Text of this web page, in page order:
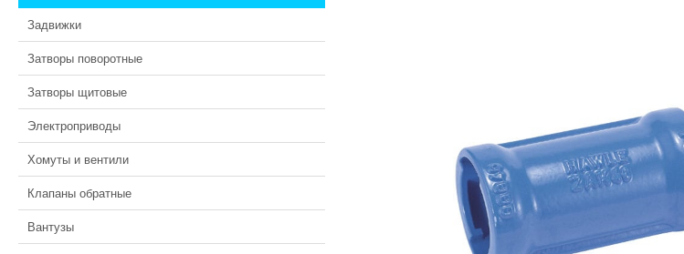
Задвижки
Затворы поворотные
Затворы щитовые
Электроприводы
Хомуты и вентили
Клапаны обратные
Вантузы